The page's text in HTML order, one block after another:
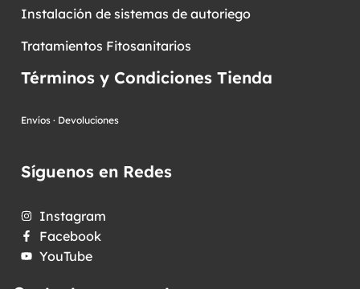
Instalación de sistemas de autoriego
Tratamientos Fitosanitarios
Términos y Condiciones Tienda
Envíos · Devoluciones
Síguenos en Redes
Instagram
Facebook
YouTube